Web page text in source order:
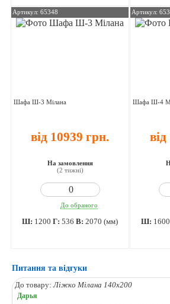
Артикул: 65348
Шафа Ш-3 Мілана
від 10939 грн.
На замовлення
(2 тижні)
До обраного
Ш: 1200 Г:536 В:2070 (мм)
Артикул:
Шафа Ш-4
Ш: 1600
Питання та відгуки
До товару:Ліжко Мілана 140х200
Дарья